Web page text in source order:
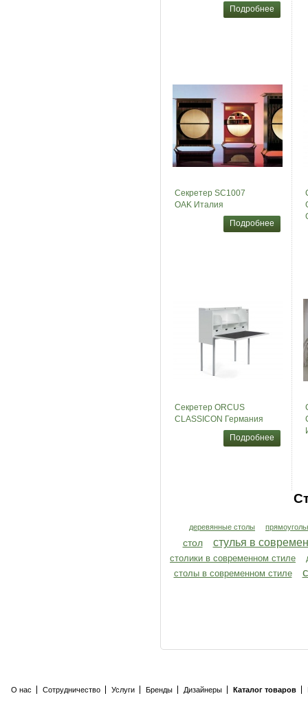
Подробнее
Секретер SC1007
OAK Италия
Подробнее
Секретер ORCUS
CLASSICON Германия
Подробнее
деревянные столы
стол стулья в
столики в современном стиле
столы в современном стиле
О нас Сотрудничество Услуги Бренды Дизайнеры Каталог товаров